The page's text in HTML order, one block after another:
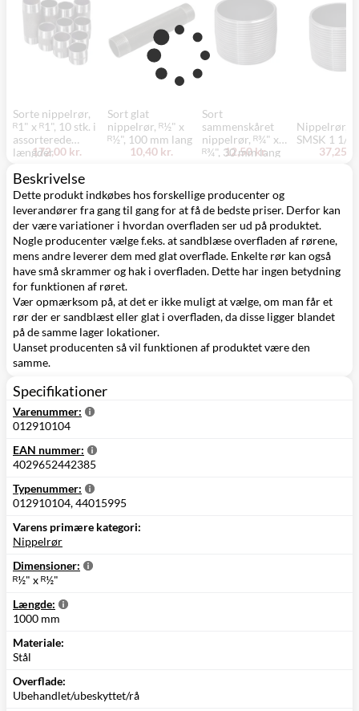
Sorte nippelrør,
ᴿ1" x ᴿ1", 10 stk. i
assorterede
længder172,00 kr.
Sort glat
nippelrør, ᴿ½" x
ᴿ½", 100 mm lang
10,40 kr.
Sort
sammenskåret
nippelrør, ᴿ¾" x
ᴿ¾", 30 mm lang
12,50 kr.
Nippelrør,
SMSK 1 1/2
37,25
Beskrivelse
Dette produkt indkøbes hos forskellige producenter og
leverandører fra gang til gang for at få de bedste priser. Derfor kan
der være variationer i hvordan overfladen ser ud på produktet.
Nogle producenter vælge f.eks. at sandblæse overfladen af rørene,
mens andre leverer dem med glat overflade. Enkelte rør kan også
have små skrammer og hak i overfladen. Dette har ingen betydning
for funktionen af røret.
Vær opmærksom på, at det er ikke muligt at vælge, om man får et
rør der er sandblæst eller glat i overfladen, da disse ligger blandet
på de samme lager lokationer.
Uanset producenten så vil funktionen af produktet være den
samme.
Specifikationer
Varenummer:
012910104
EAN nummer:
4029652442385
Typenummer:
012910104, 44015995
Varens primære kategori:
Nippelrør
Dimensioner:
ᴿ½" x ᴿ½"
Længde:
1000 mm
Materiale:
Stål
Overflade:
Ubehandlet/ubeskyttet/rå